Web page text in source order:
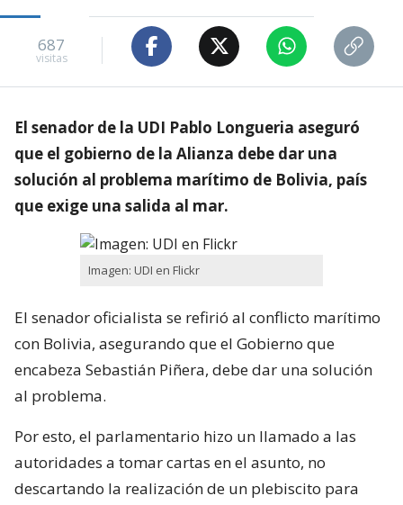
687
visitas
El senador de la UDI Pablo Longueria aseguró
que el gobierno de la Alianza debe dar una
solución al problema marítimo de Bolivia, país
que exige una salida al mar.
Imagen: UDI en Flickr
El senador oficialista se refirió al conflicto marítimo
con Bolivia, asegurando que el Gobierno que
encabeza Sebastián Piñera, debe dar una solución
al problema.
Por esto, el parlamentario hizo un llamado a las
autoridades a tomar cartas en el asunto, no
descartando la realización de un plebiscito para